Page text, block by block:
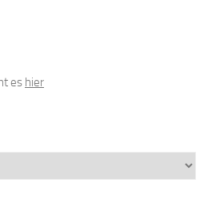
es hier